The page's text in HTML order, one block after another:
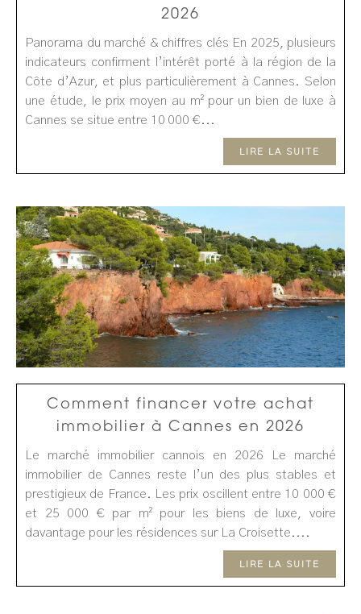
2026
Panorama du marché & chiffres clés En 2025, plusieurs
indicateurs confirment l’intérêt porté à la région de la
Côte d’Azur, et plus particulièrement à Cannes. Selon
une étude, le prix moyen au m² pour un bien de luxe à
Cannes se situe entre 10 000 €...
LIRE LA SUITE
Comment financer votre achat
immobilier à Cannes en 2026
Le marché immobilier cannois en 2026 Le marché
immobilier de Cannes reste l’un des plus stables et
prestigieux de France. Les prix oscillent entre 10 000 €
et 25 000 € par m² pour les biens de luxe, voire
davantage pour les résidences sur La Croisette....
LIRE LA SUITE